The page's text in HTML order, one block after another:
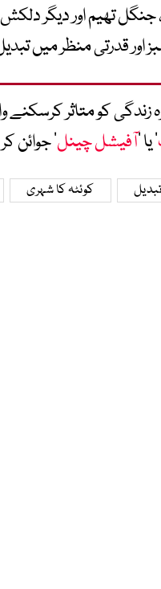
تھیم اور دیگر دلکش
قدرتی منظر میں
زندگی کو متاثر
‘ یا ’آفیشل چینل‘ جوائن
کوئٹہ کا شہری